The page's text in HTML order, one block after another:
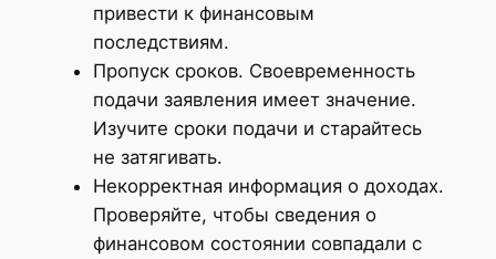
привести к финансовым
последствиям.
Пропуск сроков. Своевременность
подачи заявления имеет значение.
Изучите сроки подачи и старайтесь
не затягивать.
Некорректная информация о доходах.
Проверяйте, чтобы сведения о
финансовом состоянии совпадали с